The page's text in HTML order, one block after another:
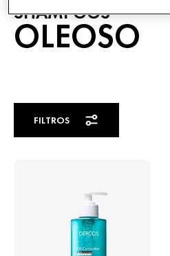
SHAMPOOS
OLEOSO
FILTROS